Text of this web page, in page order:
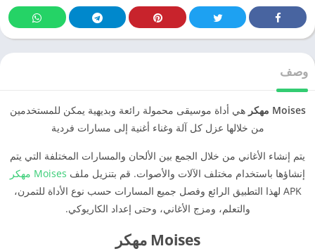
وصف
Moises مهكر
هي أداة موسيقى محمولة رائعة وبديهية يمكن للمستخدمين
من خلالها عزل كل آلة وغناء أغنية إلى مسارات فردية
يتم إنشاء الأغاني من خلال الجمع بين الألحان والمسارات المختلفة التي يتم
إنشاؤها باستخدام مختلف الآلات والأصوات. قم بتنزيل ملف Moises مهكر
APK لهذا التطبيق الرائع وفصل جميع المسارات حسب نوع الأداة للتمرن،
والتعلم، ومزج الأغاني، وحتى إعداد الكاريوكي.
Moises مهكر